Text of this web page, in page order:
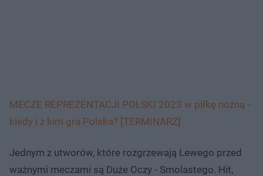
MECZE REPREZENTACJI POLSKI 2023 w piłkę nożną -
kiedy i z kim gra Polska? [TERMINARZ]
Jednym z utworów, które rozgrzewają Lewego przed
ważnymi meczami są Duże Oczy - Smolastego. Hit,